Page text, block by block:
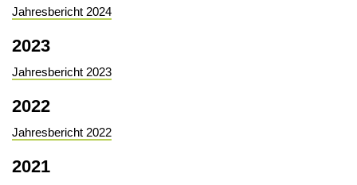
Jahresbericht 2024
2023
Jahresbericht 2023
2022
Jahresbericht 2022
2021